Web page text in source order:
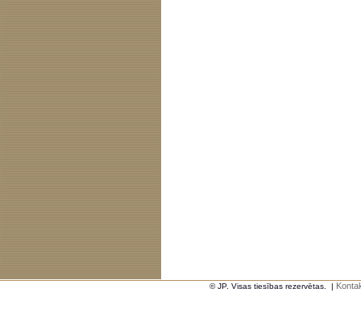
© JP. Visas tiesības rezervētas. |